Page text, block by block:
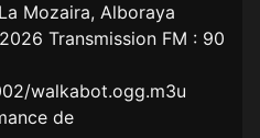
Mozaira, Alboraya
Transmission FM : 90
walkabot.ogg.m3u
de